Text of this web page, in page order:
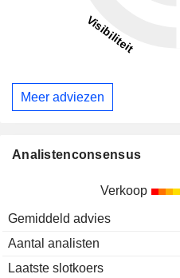
Meer adviezen
Analistenconsensus
Verkoop
Gemiddeld advies
Aantal analisten
Laatste slotkoers